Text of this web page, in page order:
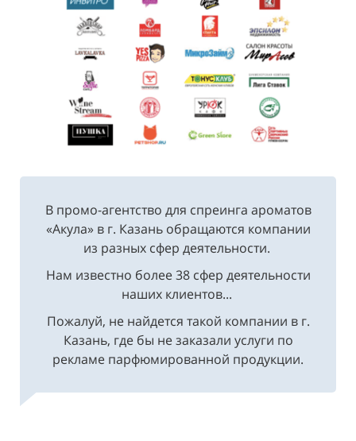
В промо-агентство для спреинга ароматов
«Акула» в г. Казань обращаются компании
из разных сфер деятельности.
Нам известно более 38 сфер деятельности
наших клиентов...
Пожалуй, не найдется такой компании в г.
Казань, где бы не заказали услуги по
рекламе парфюмированной продукции.